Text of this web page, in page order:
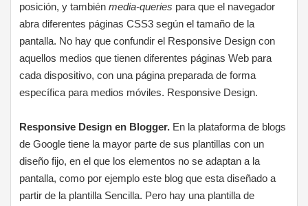
posición, y tambiénmedia-queries para que el navegador
abra diferentes páginas CSS3 según el tamaño de la
pantalla. No hay que confundir el Responsive Design con
aquellos medios que tienen diferentes páginas Web para
cada dispositivo, con una página preparada de forma
específica para medios móviles. Responsive Design.
Responsive Design en Blogger. En la plataforma de blogs
de Google tiene la mayor parte de sus plantillas con un
diseño fijo, en el que los elementos no se adaptan a la
pantalla, como por ejemplo este blog que esta diseñado a
partir de la plantilla Sencilla. Pero hay una plantilla de